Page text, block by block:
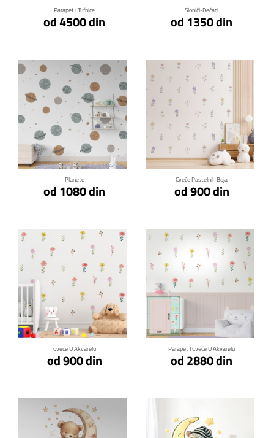
Parapet I Tufnice
od 4500 din
Slonići-Dečaci
od 1350 din
Planete
od 1080 din
Klikni za detalje
Cveće Pastelnih Boja
od 900 din
Klikni za detalje
Cveće U Akvarelu
od 900 din
Klikni za detalje
Parapet I Cveće U Akvarelu
od 2880 din
Klikni za detalje